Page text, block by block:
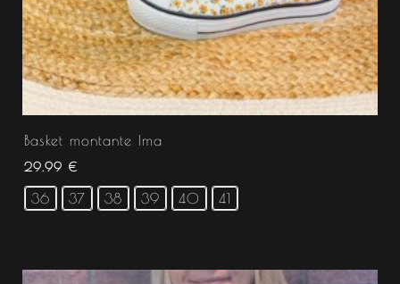
Basket montante Ima
29.99 €
36 37 38 39 40 41